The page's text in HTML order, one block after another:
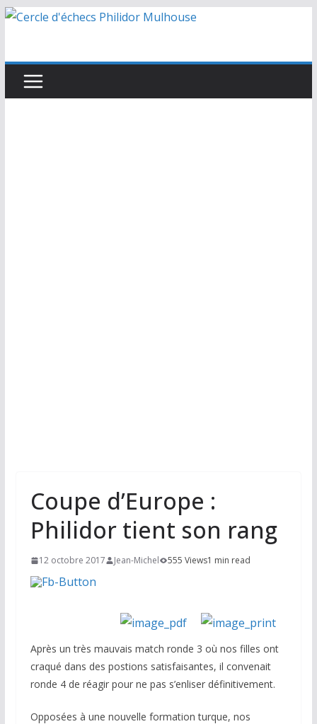
Passer
Coupe d’Europe :
Philidor tient son rang
12 octobre 2017 Jean-Michel 555 Views1 min read
Après un très mauvais match ronde 3 où nos filles ont
craqué dans des postions satisfaisantes, il convenait
ronde 4 de réagir pour ne pas s’enliser définitivement.
Opposées à une nouvelle formation turque, nos